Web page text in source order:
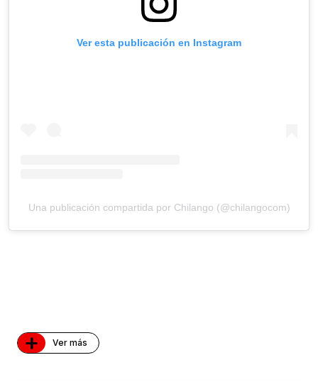
Ver esta publicación en Instagram
Una publicación compartida por Chilango (@chilangocom)
+ Ver más